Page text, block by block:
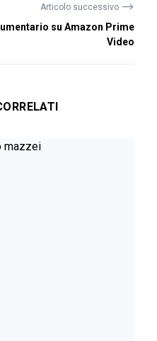
Articolo successivo ⟶
su Amazon Prime
Video